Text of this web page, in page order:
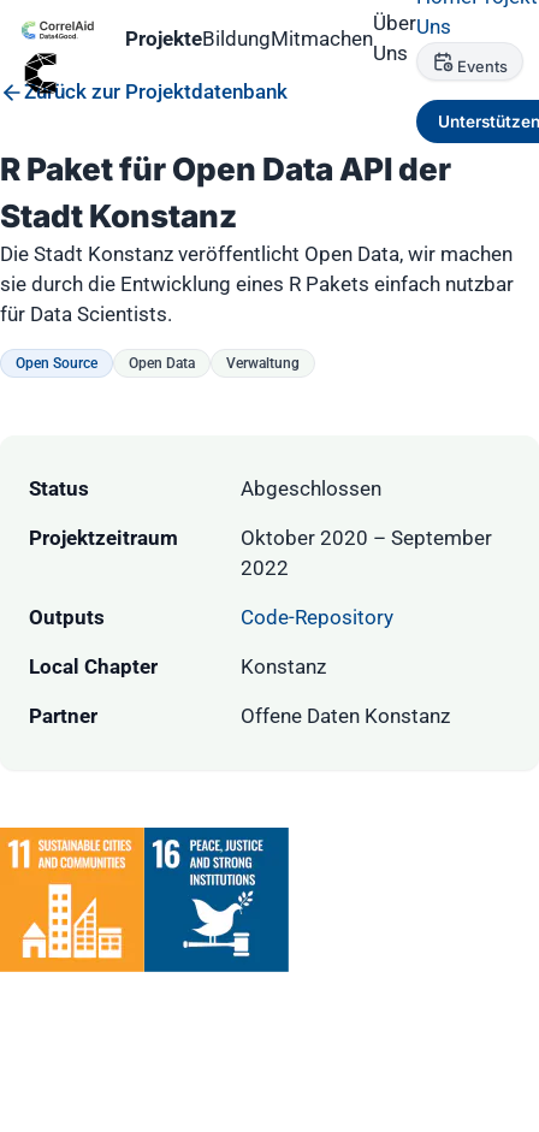
ProjekteBildungMitmachen
Über
Uns
Uns
Events
Unterstützen
Zurück zur Projektdatenbank
R Paket für Open Data API der
Stadt Konstanz
Die Stadt Konstanz veröffentlicht Open Data, wir machen
sie durch die Entwicklung eines R Pakets einfach nutzbar
für Data Scientists.
Open Source Open Data Verwaltung
Status Abgeschlossen
Projektzeitraum
Oktober 2020 – September
2022
Outputs Code-Repository
Local Chapter Konstanz
Partner Offene Daten Konstanz